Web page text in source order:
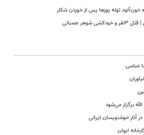
خون‌آلود توله یوزها پس از خوردن شکار
عصبانی
عباسی
برگزار می‌­شود
آثار خوشنویسان ایرانی
ایوان